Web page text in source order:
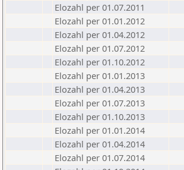
Elozahl per 01.07.2011
Elozahl per 01.01.2012
Elozahl per 01.04.2012
Elozahl per 01.07.2012
Elozahl per 01.10.2012
Elozahl per 01.01.2013
Elozahl per 01.04.2013
Elozahl per 01.07.2013
Elozahl per 01.10.2013
Elozahl per 01.01.2014
Elozahl per 01.04.2014
Elozahl per 01.07.2014